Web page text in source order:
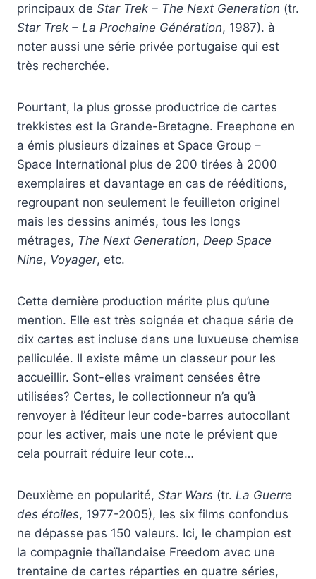
principaux de Star Trek – The Next Generation (tr.
Star Trek – La Prochaine Génération, 1987). à
noter aussi une série privée portugaise qui est
très recherchée.
Pourtant, la plus grosse productrice de cartes
trekkistes est la Grande-Bretagne. Freephone en
a émis plusieurs dizaines et Space Group –
Space International plus de 200 tirées à 2000
exemplaires et davantage en cas de rééditions,
regroupant non seulement le feuilleton originel
mais les dessins animés, tous les longs
métrages, The Next Generation, Deep Space
Nine, Voyager, etc.
Cette dernière production mérite plus qu’une
mention. Elle est très soignée et chaque série de
dix cartes est incluse dans une luxueuse chemise
pelliculée. Il existe même un classeur pour les
accueillir. Sont-elles vraiment censées être
utilisées? Certes, le collectionneur n’a qu’à
renvoyer à l’éditeur leur code-barres autocollant
pour les activer, mais une note le prévient que
cela pourrait réduire leur cote…
Deuxième en popularité, Star Wars (tr. La Guerre
des étoiles, 1977-2005), les six films confondus
ne dépasse pas 150 valeurs. Ici, le champion est
la compagnie thaïlandaise Freedom avec une
trentaine de cartes réparties en quatre séries,